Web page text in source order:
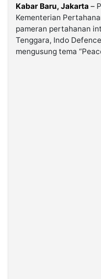
Kabarbaru.co
2026
Kabar Baru, Jakarta –
Kementerian
pameran pertahanan
Tenggara, Indo
mengusung tema